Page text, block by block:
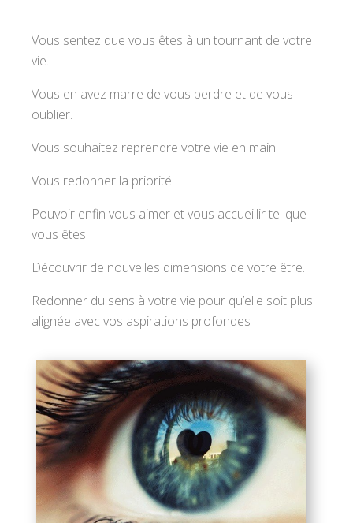
Vous sentez que vous êtes à un tournant de votre
vie.
Vous en avez marre de vous perdre et de vous
oublier.
Vous souhaitez reprendre votre vie en main.
Vous redonner la priorité.
Pouvoir enfin vous aimer et vous accueillir tel que
vous êtes.
Découvrir de nouvelles dimensions de votre être.
Redonner du sens à votre vie pour qu’elle soit plus
alignée avec vos aspirations profondes